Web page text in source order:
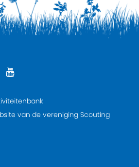
van de vereniging Scouting